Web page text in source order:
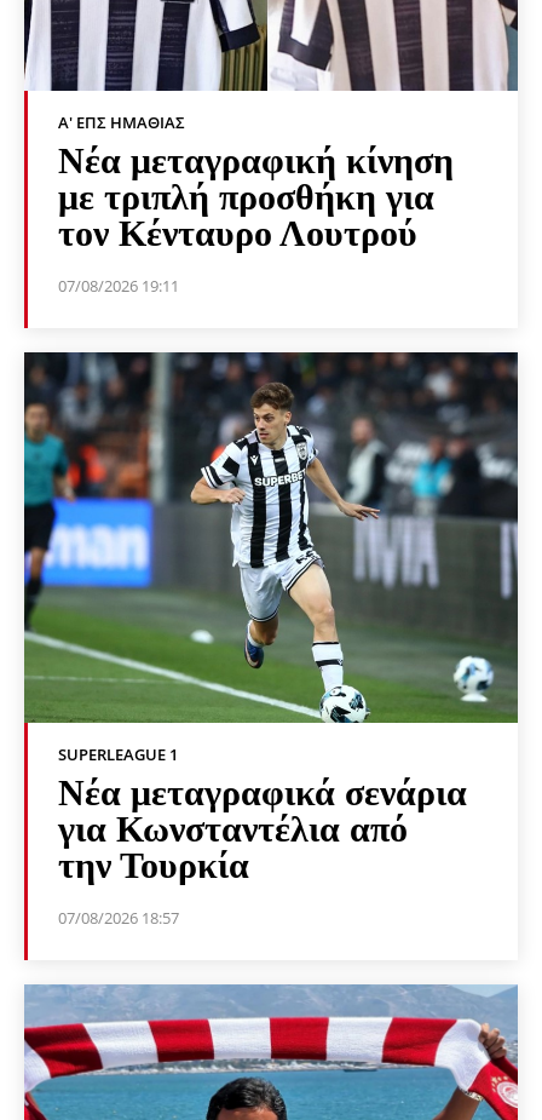
Α' ΕΠΣ ΗΜΑΘΊΑΣ
Νέα μεταγραφική κίνηση
με τριπλή προσθήκη για
τον Κένταυρο Λουτρού
07/08/2026 19:11
SUPERLEAGUE 1
Νέα μεταγραφικά σενάρια
για Κωνσταντέλια από
την Τουρκία
07/08/2026 18:57